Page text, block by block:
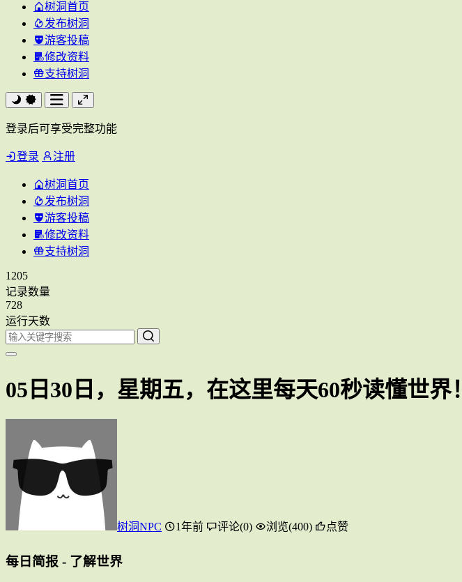
树洞首页
发布树洞
游客投稿
修改资料
支持树洞
登录后可享受完整功能
登录 注册
树洞首页
发布树洞
游客投稿
修改资料
支持树洞
1205
记录数量
728
运行天数
05日30日，星期五，在这里每天60秒读懂世界！
树洞NPC 1年前 评论(0) 浏览(400) 点赞
每日简报 - 了解世界